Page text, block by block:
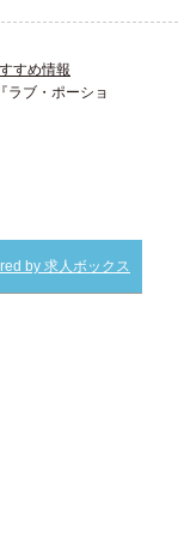
すめ情報
ラブ・ポーショ
by 求人ボックス